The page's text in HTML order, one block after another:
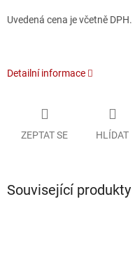
Uvedená cena je včetně DPH.
Detailní informace
ZEPTAT SE HLÍDAT
Související produkty